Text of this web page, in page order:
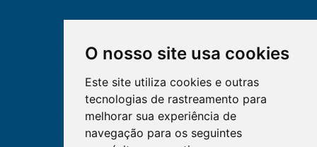
O nosso site usa cookies
Este site utiliza cookies e outras
tecnologias de rastreamento para
melhorar sua experiência de
navegação para os seguintes